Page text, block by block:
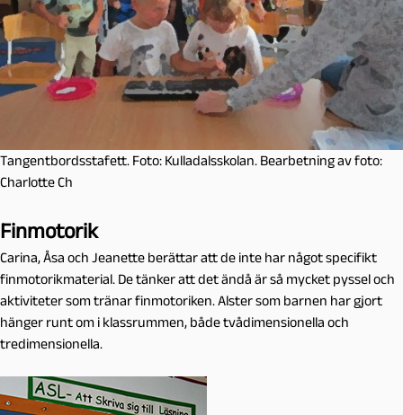
Tangentbordsstafett. Foto: Kulladalsskolan. Bearbetning av foto:
Charlotte Ch
Finmotorik
Carina, Åsa och Jeanette berättar att de inte har något specifikt
finmotorikmaterial. De tänker att det ändå är så mycket pyssel och
aktiviteter som tränar finmotoriken. Alster som barnen har gjort
hänger runt om i klassrummen, både tvådimensionella och
tredimensionella.